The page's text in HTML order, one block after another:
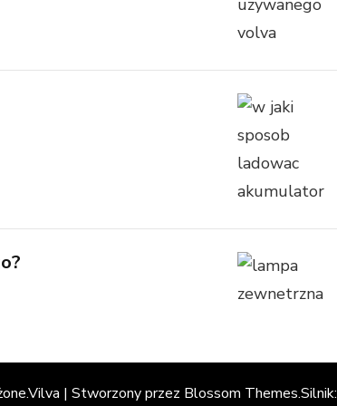
Vilva | Stworzony przez Blossom Themes.Silnik: